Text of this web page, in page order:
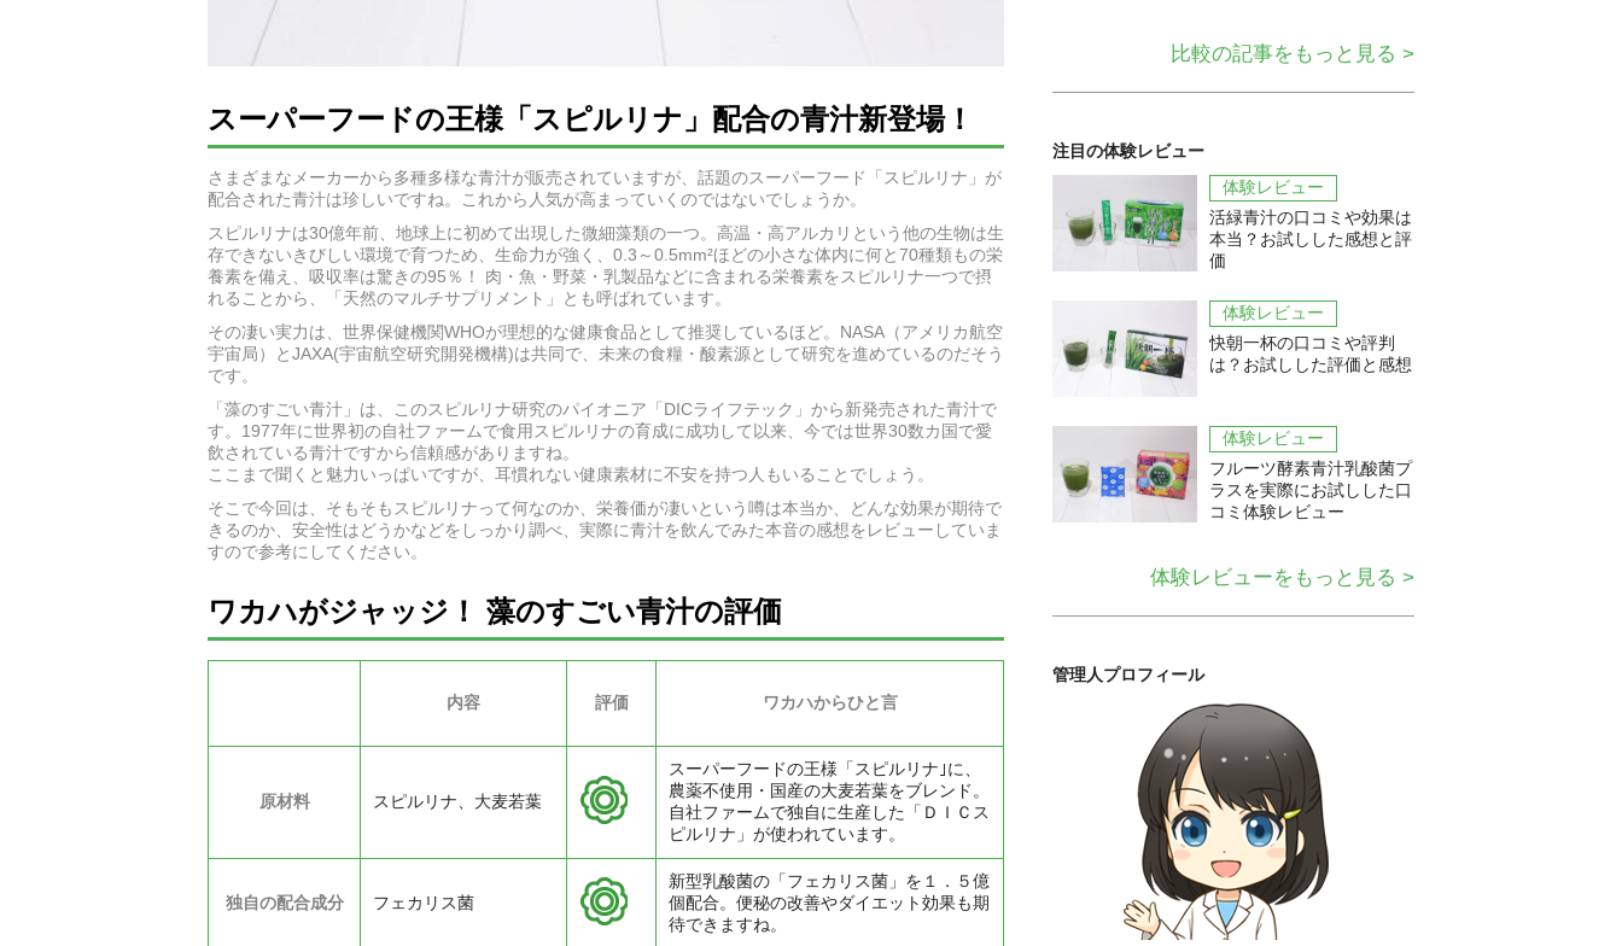
スーパーフードの王様「スピルリナ」配合の青汁新登場！
さまざまなメーカーから多種多様な青汁が販売されていますが、話題のスーパーフード「スピルリナ」が
配合された青汁は珍しいですね。これから人気が高まっていくのではないでしょうか。
スピルリナは30億年前、地球上に初めて出現した微細藻類の一つ。高温・高アルカリという他の生物は生
存できないきびしい環境で育つため、生命力が強く、0.3～0.5mm²ほどの小さな体内に何と70種類もの栄
養素を備え、吸収率は驚きの95％！ 肉・魚・野菜・乳製品などに含まれる栄養素をスピルリナ一つで摂
れることから、「天然のマルチサプリメント」とも呼ばれています。
その凄い実力は、世界保健機関WHOが理想的な健康食品として推奨しているほど。NASA（アメリカ航空
宇宙局）とJAXA(宇宙航空研究開発機構)は共同で、未来の食糧・酸素源として研究を進めているのだそう
です。
「藻のすごい青汁」は、このスピルリナ研究のパイオニア「DICライフテック」から新発売された青汁で
す。1977年に世界初の自社ファームで食用スピルリナの育成に成功して以来、今では世界30数カ国で愛
飲されている青汁ですから信頼感がありますね。
ここまで聞くと魅力いっぱいですが、耳慣れない健康素材に不安を持つ人もいることでしょう。
そこで今回は、そもそもスピルリナって何なのか、栄養価が凄いという噂は本当か、どんな効果が期待で
きるのか、安全性はどうかなどをしっかり調べ、実際に青汁を飲んでみた本音の感想をレビューしていま
すので参考にしてください。
ワカハがジャッジ！ 藻のすごい青汁の評価
内容 評価 ワカハからひと言
原材料 スピルリナ、大麦若葉
スーパーフードの王様「スピルリナ｣に、
農薬不使用・国産の大麦若葉をブレンド。
自社ファームで独自に生産した「ＤＩＣス
ピルリナ」が使われています。
独自の配合成分 フェカリス菌
新型乳酸菌の「フェカリス菌」を１．５億
個配合。便秘の改善やダイエット効果も期
待できますね。
比較の記事をもっと見る >
注目の体験レビュー
体験レビュー
活緑青汁の口コミや効果は
本当？お試しした感想と評
価
体験レビュー
快朝一杯の口コミや評判
は？お試しした評価と感想
体験レビュー
フルーツ酵素青汁乳酸菌プ
ラスを実際にお試しした口
コミ体験レビュー
体験レビューをもっと見る >
管理人プロフィール